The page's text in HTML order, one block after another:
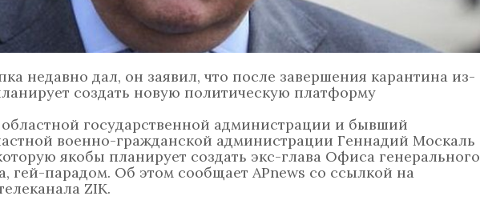
недавно дал, он заявил, что после завершения карантина из-
создать новую политическую платформу
государственной администрации и бывший
военно-гражданской администрации Геннадий Москаль
якобы планирует создать экс-глава Офиса генерального
гей-парадом. Об этом сообщает APnews со ссылкой на
ZIK.